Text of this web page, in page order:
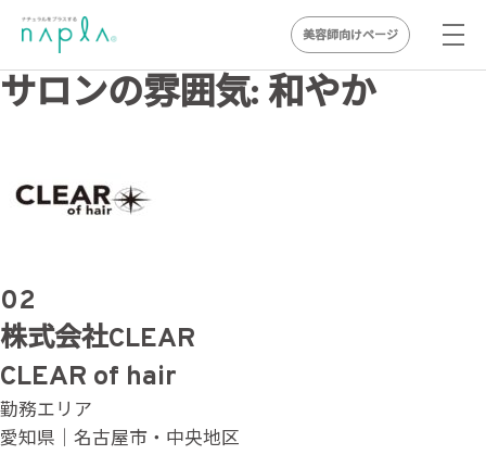
Skip
to
美容師向けページ
サロンの雰囲気: 和やか
02
株式会社CLEAR
CLEAR of hair
勤務エリア
愛知県｜名古屋市・中央地区